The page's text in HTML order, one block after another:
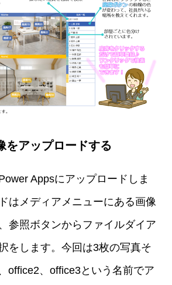
をアップロードする
Appsにアップロードしま
はメディアメニューにある画像
参照ボタンからファイルダイア
をします。今回は3枚の写真そ
office2、office3という名前でア